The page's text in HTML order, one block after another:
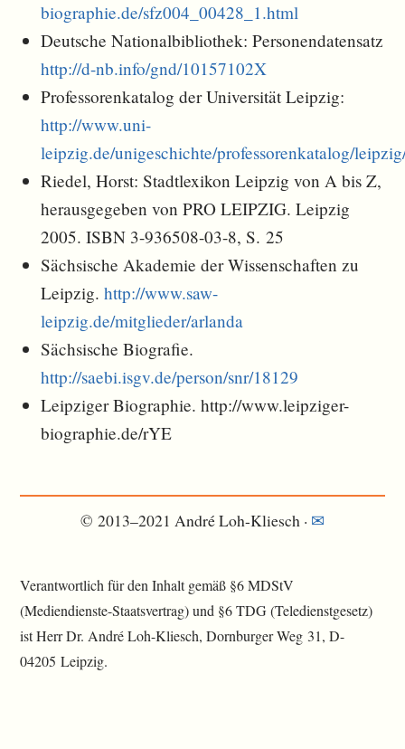
biographie.de/sfz004_00428_1.html
Deutsche Nationalbibliothek: Personendatensatz
http://d-nb.info/gnd/10157102X
Professorenkatalog der Universität Leipzig:
http://www.uni-
leipzig.de/unigeschichte/professorenkatalog/
Riedel, Horst: Stadtlexikon Leipzig von A bis Z,
herausgegeben von PRO LEIPZIG. Leipzig
2005. ISBN 3-936508-03-8, S. 25
Sächsische Akademie der Wissenschaften zu
Leipzig.http://www.saw-
leipzig.de/mitglieder/arlanda
Sächsische Biografie.
http://saebi.isgv.de/person/snr/18129
Leipziger Biographie. http://www.leipziger-
biographie.de/rYE
© 2013–2021 André Loh-Kliesch · ✉︎
Verantwortlich für den Inhalt gemäß §6 MDStV
(Mediendienste-Staatsvertrag) und §6 TDG (Teledienstgesetz)
ist Herr Dr. André Loh-Kliesch, Dornburger Weg 31, D-
04205 Leipzig.